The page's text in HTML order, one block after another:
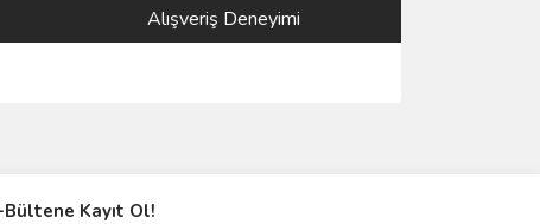
Alışveriş Deneyimi
Bültene Kayıt Ol!